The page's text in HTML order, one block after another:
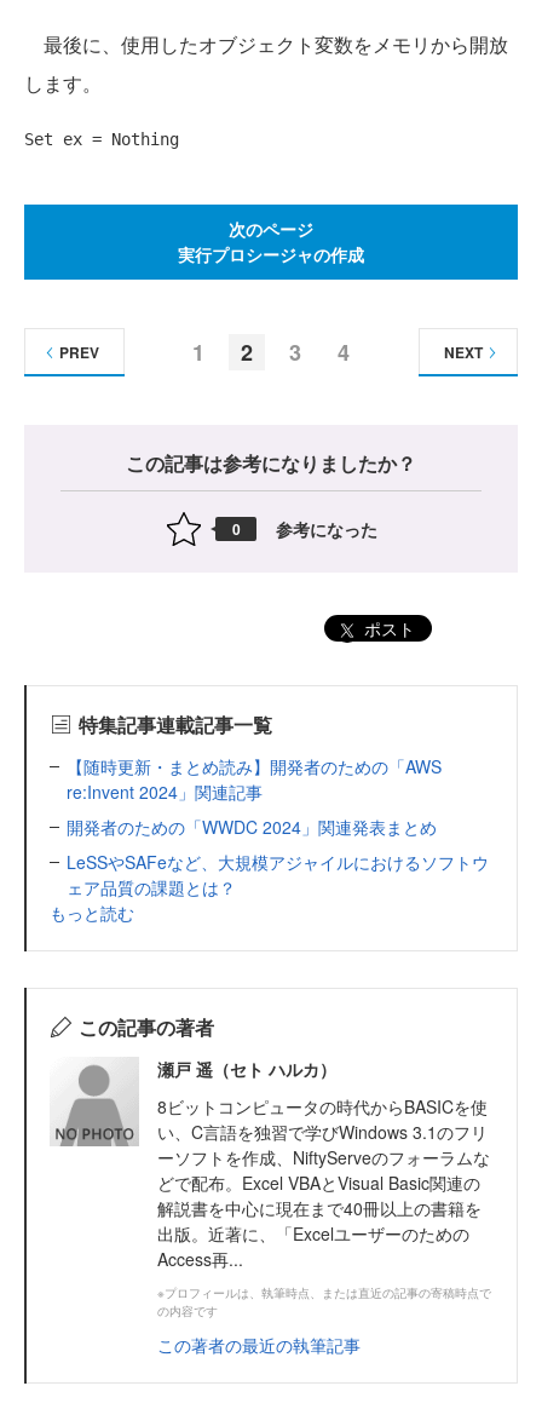
最後に、使用したオブジェクト変数をメモリから開放
します。
Set ex = Nothing
次のページ
実行プロシージャの作成
1 2 3 4
PREV NEXT
この記事は参考になりましたか？
0 参考になった
ポスト
特集記事連載記事一覧
【随時更新・まとめ読み】開発者のための「AWS
re:Invent 2024」関連記事
開発者のための「WWDC 2024」関連発表まとめ
LeSSやSAFeなど、大規模アジャイルにおけるソフトウ
ェア品質の課題とは？
もっと読む
この記事の著者
瀬戸 遥（セト ハルカ）
8ビットコンピュータの時代からBASICを使
い、C言語を独習で学びWindows 3.1のフリ
ーソフトを作成、NiftyServeのフォーラムな
どで配布。Excel VBAとVisual Basic関連の
解説書を中心に現在まで40冊以上の書籍を
出版。近著に、「Excelユーザーのための
Access再...
※プロフィールは、執筆時点、または直近の記事の寄稿時点で
の内容です
この著者の最近の執筆記事